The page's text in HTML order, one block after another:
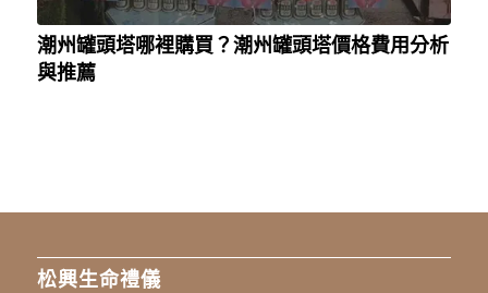
潮州罐頭塔哪裡購買？潮州罐頭塔價格費用分析
與推薦
松興生命禮儀